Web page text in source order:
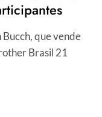
que vende
Brasil 21